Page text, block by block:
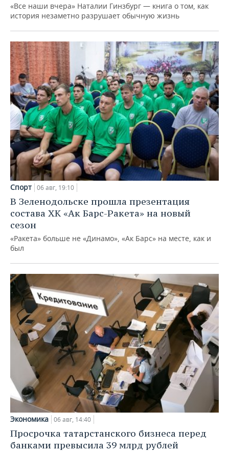
«Все наши вчера» Наталии Гинзбург — книга о том, как
история незаметно разрушает обычную жизнь
Спорт 06 авг, 19:10
В Зеленодольске прошла презентация
состава ХК «Ак Барс-Ракета» на новый
сезон
«Ракета» больше не «Динамо», «Ак Барс» на месте, как и
был
Экономика 06 авг, 14:40
Просрочка татарстанского бизнеса перед
банками превысила 39 млрд рублей